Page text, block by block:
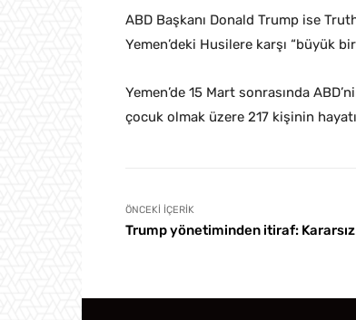
ABD Başkanı Donald Trump ise
Yemen’deki Husilere karşı “büyük
Yemen’de 15 Mart sonrasında
çocuk olmak üzere 217 kişinin
ÖNCEKI İÇERIK
Trump yönetiminden itiraf: Kararsız